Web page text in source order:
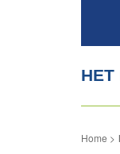
HET